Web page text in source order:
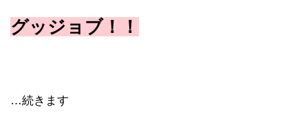
グッジョブ！！
…続きます